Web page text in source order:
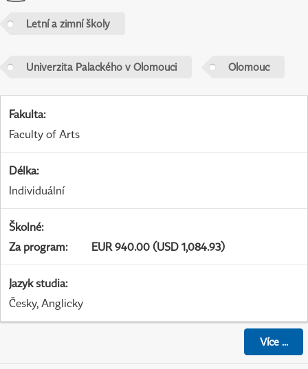
Letní a zimní školy
Univerzita Palackého v Olomouci Olomouc
Fakulta:
Faculty of Arts
Délka:
Individuální
Školné:
Za program: EUR 940.00 (USD 1,084.93)
Jazyk studia:
Česky, Anglicky
Více...